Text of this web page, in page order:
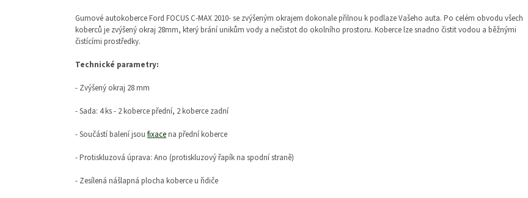
Gumové autokoberce Ford FOCUS C-MAX 2010-se zvýšeným okrajem dokonale přilnou k podlaze Vašeho auta. Po celém obvodu všech
koberců je zvýšený okraj 28mm, který brání unikům vody a nečistot do okolního prostoru. Koberce lze snadno čistit vodou a běžnými
čistícími prostředky.
Technické parametry:
- Zvýšený okraj 28 mm
- Sada: 4 ks - 2 koberce přední, 2 koberce zadní
- Součástí balení jsou fixacena přední koberce
- Protiskluzová úprava: Ano (protiskluzový řapík na spodní straně)
- Zesílená nášlapná plocha koberce u řidiče